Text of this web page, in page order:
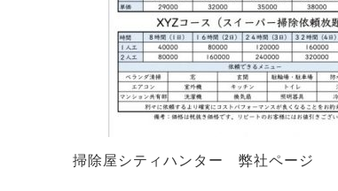
掃除屋シティハンター 弊社ページ